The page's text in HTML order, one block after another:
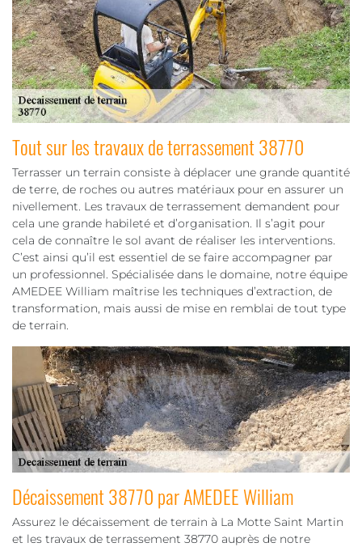
Tout sur les travaux de terrassement 38770
Terrasser un terrain consiste à déplacer une grande quantité
de terre, de roches ou autres matériaux pour en assurer un
nivellement. Les travaux de terrassement demandent pour
cela une grande habileté et d’organisation. Il s’agit pour
cela de connaître le sol avant de réaliser les interventions.
C’est ainsi qu’il est essentiel de se faire accompagner par
un professionnel. Spécialisée dans le domaine, notre équipe
AMEDEE William maîtrise les techniques d’extraction, de
transformation, mais aussi de mise en remblai de tout type
de terrain.
Décaissement 38770 par AMEDEE William
Assurez le décaissement de terrain à La Motte Saint Martin
et les travaux de terrassement 38770 auprès de notre